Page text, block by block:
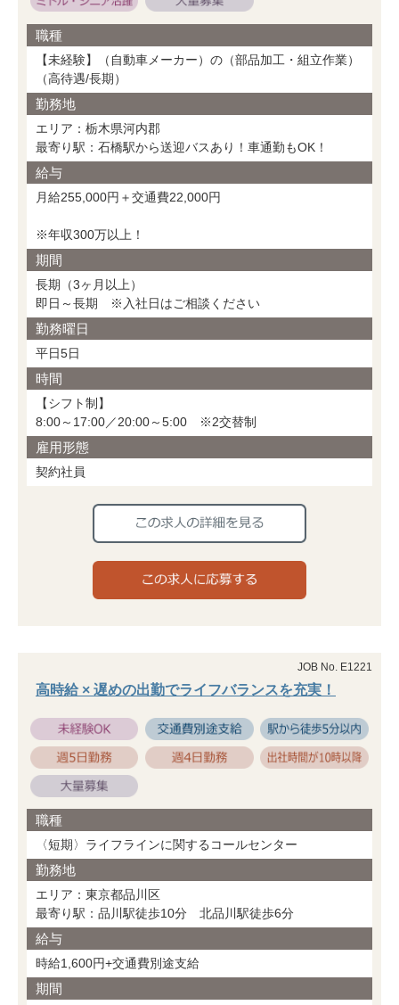
職種
【未経験】（自動車メーカー）の（部品加工・組立作業）
（高待遇/長期）
勤務地
エリア：栃木県河内郡
最寄り駅：石橋駅から送迎バスあり！車通勤もOK！
給与
月給255,000円＋交通費22,000円
※年収300万以上！
期間
長期（3ヶ月以上）
即日～長期 ※入社日はご相談ください
勤務曜日
平日5日
時間
【シフト制】
8:00～17:00／20:00～5:00 ※2交替制
雇用形態
契約社員
JOB No. E1221
高時給 × 遅めの出勤でライフバランスを充実！
職種
〈短期〉ライフラインに関するコールセンター
勤務地
エリア：東京都品川区
最寄り駅：品川駅徒歩10分 北品川駅徒歩6分
給与
時給1,600円+交通費別途支給
期間